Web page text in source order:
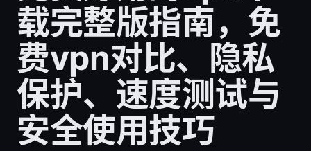
载完整版指南，免
费vpn对比、隐私
保护、速度测试与
安全使用技巧